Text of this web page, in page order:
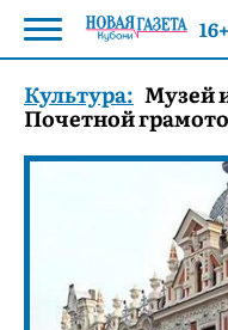
Культура: Музей
Почетной
16+